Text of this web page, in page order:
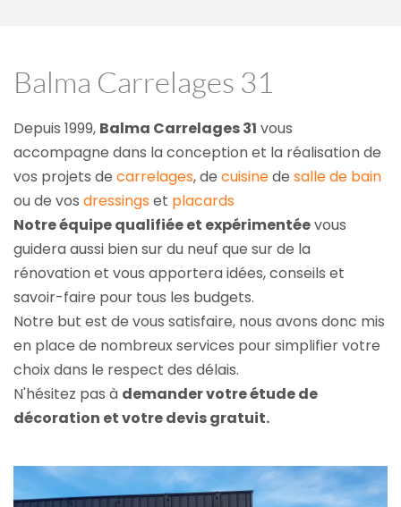
Balma Carrelages 31
Depuis 1999, Balma Carrelages 31 vous
accompagne dans la conception et la réalisation de
vos projets de carrelages, de cuisine de salle de bain
ou de vos dressings et placards
Notre équipe qualifiée et expérimentée vous
guidera aussi bien sur du neuf que sur de la
rénovation et vous apportera idées, conseils et
savoir-faire pour tous les budgets.
Notre but est de vous satisfaire, nous avons donc mis
en place de nombreux services pour simplifier votre
choix dans le respect des délais.
N'hésitez pas à demander votre étude de
décoration et votre devis gratuit.